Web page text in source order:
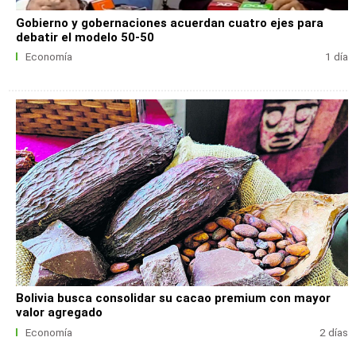
Gobierno y gobernaciones acuerdan cuatro ejes para
debatir el modelo 50-50
Economía 1 día
Bolivia busca consolidar su cacao premium con mayor
valor agregado
Economía 2 días